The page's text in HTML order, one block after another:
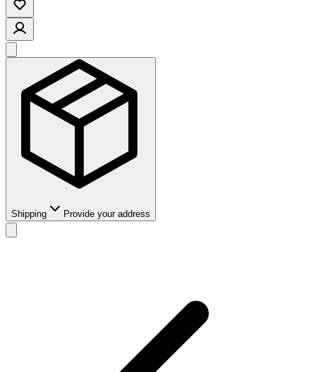
Shipping Provide your address